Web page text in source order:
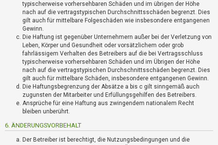
typischerweise vorhersehbaren Schäden und im übrigen der Höhe
nach auf die vertragstypischen Durchschnittsschäden begrenzt. Dies
gilt auch für mittelbare Folgeschäden wie insbesondere entgangenen
Gewinn.
Die Haftung ist gegenüber Unternehmern außer bei der Verletzung von
Leben, Körper und Gesundheit oder vorsätzlichem oder grob
fahrlässigem Verhalten des Betreibers auf die bei Vertragsschluss
typischerweise vorhersehbaren Schäden und im Übrigen der Höhe
nach auf die vertragstypischen Durchschnittsschäden begrenzt. Dies
gilt auch für mittelbare Schäden, insbesondere entgangenen Gewinn.
Die Haftungsbegrenzung der Absätze a bis c gilt sinngemäß auch
zugunsten der Mitarbeiter und Erfüllungsgehilfen des Betreibers.
Ansprüche für eine Haftung aus zwingendem nationalem Recht
bleiben unberührt.
6. ÄNDERUNGSVORBEHALT
Der Betreiber ist berechtigt, die Nutzungsbedingungen und die